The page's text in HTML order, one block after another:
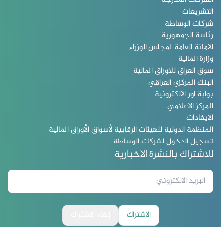
التشريعات
شركات الوساطة
رئاسة الجمهورية
الامانة العامة لمجلس الوزراء
وزارة المالية
سوق العراق للاوراق المالية
البنك المركزي العراقي
بوابة اور الالكترونية
المركز الاعلامي
الايفادات
المنظمة الدولية للهيئات الرقابية لأسواق الأوراق المالية
تسجيل الدخول لشركات الوساطة
للاشتراك بالنشرة الاخبارية
الاشتراك